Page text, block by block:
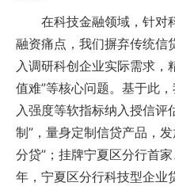
在科技金融领域，针对
融资痛点，我们摒弃传统信
入调研科创企业实际需求，
值难”等核心问题。基于此
入强度等软指标纳入授信评
制”，量身定制信贷产品，
分贷”；挂牌宁夏区分行首
年，宁夏区分行科技型企业